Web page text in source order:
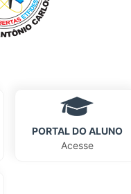
PORTAL DO ALUNO
Acesse